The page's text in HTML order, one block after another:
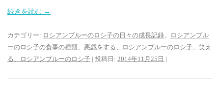
続きを読む →
カテゴリー: ロシアンブルーのロシ子の日々の成長記録
ロシアンブル
ーのロシ子の食事の種類
悪戯をする、ロシアンブルーのロシ子
笑え
る、ロシアンブルーのロシ子 | 投稿日: 2014年11月25日 |